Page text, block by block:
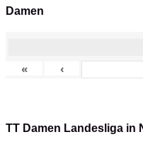
Damen
« ‹
TT Damen Landesliga in